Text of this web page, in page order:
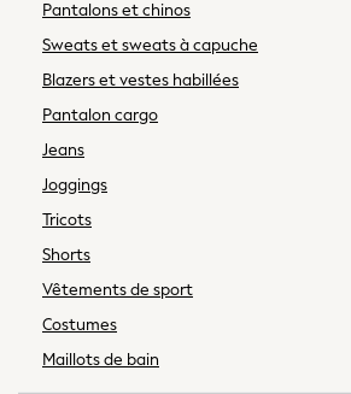
Knitwear
Blouses & Shirts
Coats & Jackets
Jumpsuits & Playsuits
Leggings & Joggers
Shorts
Sportswear
Pantalons et chinos
Sweats et sweats à capuche
Blazers et vestes habillées
Pantalon cargo
Jeans
Joggings
Tricots
Shorts
Vêtements de sport
Costumes
Maillots de bain